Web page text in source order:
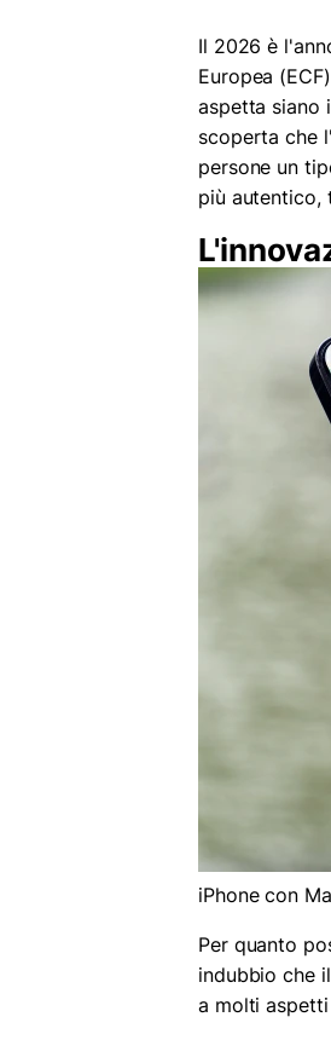
Il 2026 è
Europea
aspetta siano
scoperta che
persone un
più autentico,
iPhone con
Per quanto
indubbio che
a molti